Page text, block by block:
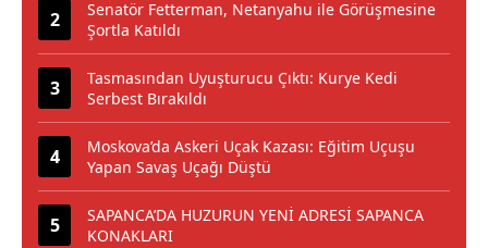
Senatör Fetterman, Netanyahu ile Görüşmesine
Şortla Katıldı
Tasmasından Uyuşturucu Çıktı: Kurye Kedi
Serbest Bırakıldı
Moskova’da Askeri Uçak Kazası: Eğitim Uçuşu
Yapan Savaş Uçağı Düştü
SAPANCA’DA HUZURUN YENİ ADRESİ SAPANCA
KONAKLARI